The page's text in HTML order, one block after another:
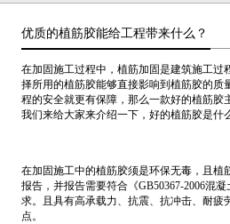
优质的植筋胶能给工程带来什么？
在加固施工过程中，植筋加固是建筑施工过
择所用的植筋胶能够直接影响到植筋胶的质
程的安全就更有保障，那么一款好的植筋胶
我们来给大家来介绍一下，好的植筋胶是什
在加固施工中的植筋胶须是环保无毒，且植
报告，并报告需要符合《GB50367-2006混
求。且具有高承载力、抗震、抗冲击、耐疲
点。